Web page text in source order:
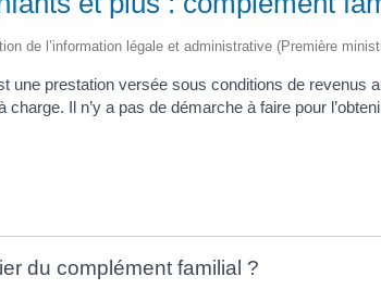
de l’information légale et administrative (Première
une prestation versée sous conditions de revenus
charge. Il n’y a pas de démarche à faire pour
du complément familial ?